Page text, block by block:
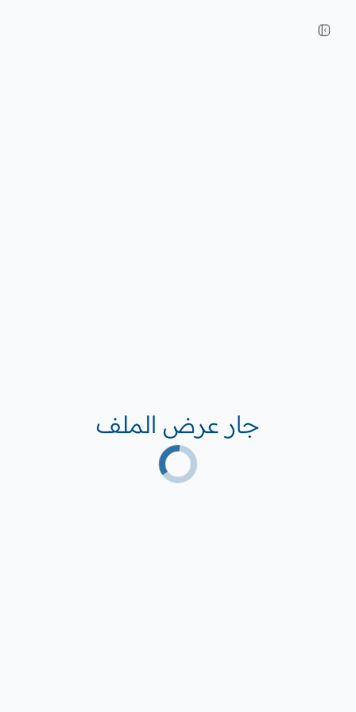
جار عرض الملف